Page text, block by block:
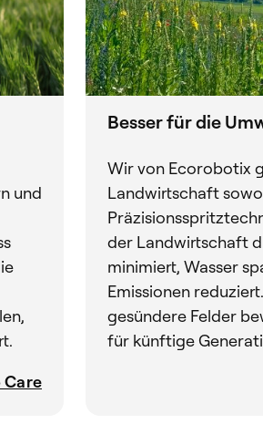
und
Care
Besser für die
Wir von Ecorobotix
Landwirtschaft
der Landwirtschaft
minimiert, Wasser
Emissionen
gesündere Felder
für künftige